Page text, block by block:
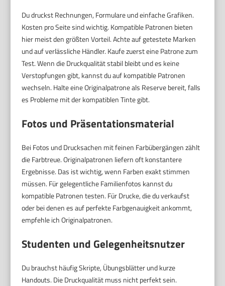
Du druckst Rechnungen, Formulare und einfache Grafiken.
Kosten pro Seite sind wichtig. Kompatible Patronen bieten
hier meist den größten Vorteil. Achte auf getestete Marken
und auf verlässliche Händler. Kaufe zuerst eine Patrone zum
Test. Wenn die Druckqualität stabil bleibt und es keine
Verstopfungen gibt, kannst du auf kompatible Patronen
wechseln. Halte eine Originalpatrone als Reserve bereit, falls
es Probleme mit der kompatiblen Tinte gibt.
Fotos und Präsentationsmaterial
Bei Fotos und Drucksachen mit feinen Farbübergängen zählt
die Farbtreue. Originalpatronen liefern oft konstantere
Ergebnisse. Das ist wichtig, wenn Farben exakt stimmen
müssen. Für gelegentliche Familienfotos kannst du
kompatible Patronen testen. Für Drucke, die du verkaufst
oder bei denen es auf perfekte Farbgenauigkeit ankommt,
empfehle ich Originalpatronen.
Studenten und Gelegenheitsnutzer
Du brauchst häufig Skripte, Übungsblätter und kurze
Handouts. Die Druckqualität muss nicht perfekt sein.